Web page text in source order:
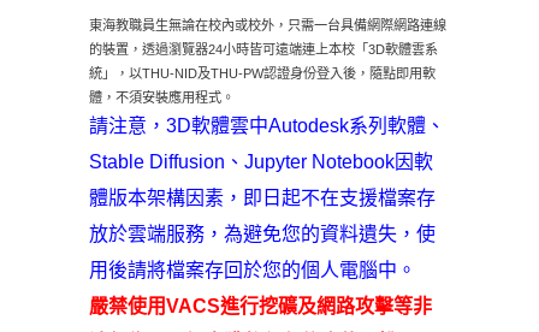
東海教職員生無論在校內或校外，只需一台具備網際網路連線
的裝置，透過瀏覽器24小時皆可遠端連上本校「3D軟體雲系
統」，以THU-NID及THU-PW認證身份登入後，隨點即用軟
體，不須安裝應用程式。
請注意，3D軟體雲中Autodesk系列軟體、
Stable Diffusion、Jupyter Notebook因軟
體版本架構因素，即日起不在支援檔案存
放於雲端服務，為避免您的資料遺失，使
用後請將檔案存回於您的個人電腦中。
嚴禁使用VACS進行挖礦及網路攻擊等非